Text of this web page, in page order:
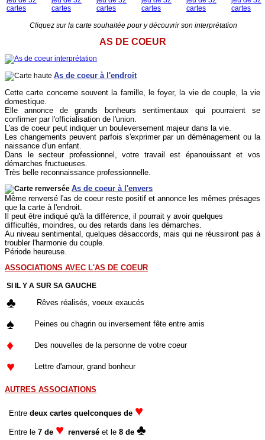
Cliquez sur la carte souhaitée pour y découvrir son interprétation
AS DE COEUR
As de coeur à l'endroit
Cette carte concerne souvent la famille, le foyer, la vie de couple, la vie
domestique.
Elle annonce de grands bonheurs sentimentaux qui pourraient se
confirmer par l'officialisation de l'union.
L'as de coeur peut indiquer un bouleversement majeur dans la vie.
Les changements peuvent parfois s'exprimer par un déménagement ou la
naissance d'un enfant.
Dans le secteur professionnel, votre travail est épanouissant et vos
démarches fructueuses.
Très belle reconnaissance professionnelle.
As de coeur à l'envers
Même renversé l'as de coeur reste positif et annonce les mêmes présages
que la carte à l'endroit.
Il peut être indiqué qu'à la différence, il pourrait y avoir quelques
difficultés, moindres, ou des retards dans les démarches.
Au niveau sentimental, quelques désaccords, mais qui ne réussiront pas à
troubler l'harmonie du couple.
Période heureuse.
ASSOCIATIONS AVEC L'AS DE COEUR
SI IL Y A SUR SA GAUCHE
♣ Rêves réalisés, voeux exaucés
♠ Peines ou chagrin ou inversement fête entre amis
♦ Des nouvelles de la personne de votre coeur
♥ Lettre d'amour, grand bonheur
AUTRES ASSOCIATIONS
Entre deux cartes quelconques de ♥
Entre le 7 de ♥ renversé et le 8 de ♣